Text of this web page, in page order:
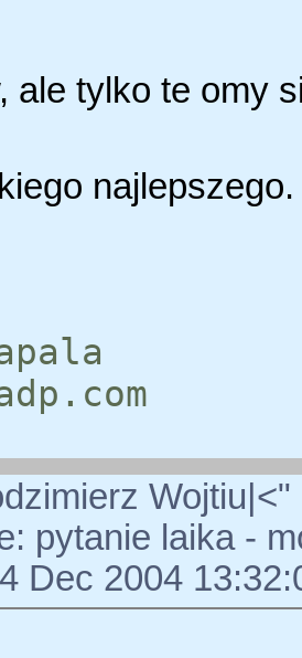
ale tylko te omy
najlepszego.
pytanie laika -
Dec 2004